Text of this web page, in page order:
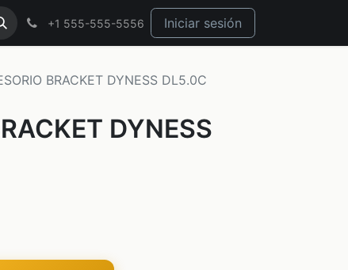
+1 555-555-5556 Iniciar sesión
BRACKET DYNESS DL5.0C
DYNESS